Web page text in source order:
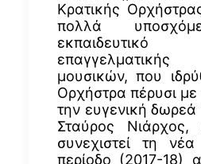
Κρατικής
πολλά
εκπαιδευτικό
επαγγελματικής
μουσικών, που
Ορχήστρα πέρυσι με
την ευγενική δωρεά
Σταύρος
συνεχιστεί τη νέα
περίοδο (2017-18)